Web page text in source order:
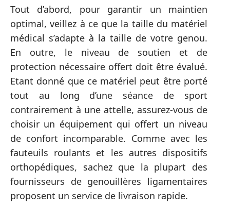
Tout d’abord, pour garantir un maintien
optimal, veillez à ce que la taille du matériel
médical s’adapte à la taille de votre genou.
En outre, le niveau de soutien et de
protection nécessaire offert doit être évalué.
Etant donné que ce matériel peut être porté
tout au long d’une séance de sport
contrairement à une attelle, assurez-vous de
choisir un équipement qui offert un niveau
de confort incomparable. Comme avec les
fauteuils roulants et les autres dispositifs
orthopédiques, sachez que la plupart des
fournisseurs de genouillères ligamentaires
proposent un service de livraison rapide.